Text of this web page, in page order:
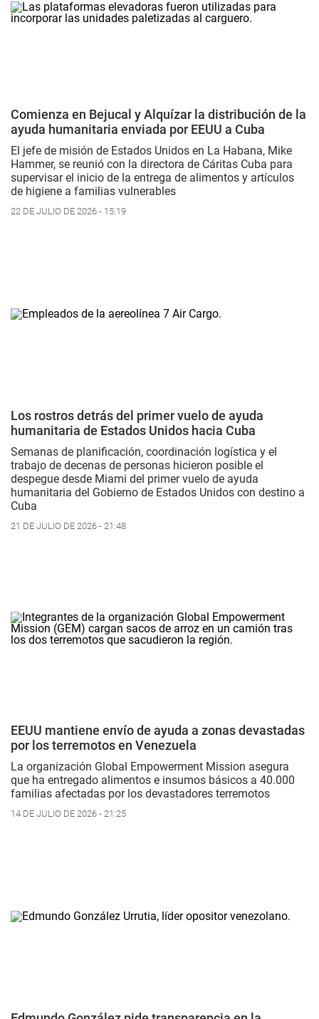
Comienza en Bejucal y Alquízar la distribución de la
ayuda humanitaria enviada por EEUU a Cuba
El jefe de misión de Estados Unidos en La Habana, Mike
Hammer, se reunió con la directora de Cáritas Cuba para
supervisar el inicio de la entrega de alimentos y artículos
de higiene a familias vulnerables
22 DE JULIO DE 2026 - 15:19
Los rostros detrás del primer vuelo de ayuda
humanitaria de Estados Unidos hacia Cuba
Semanas de planificación, coordinación logística y el
trabajo de decenas de personas hicieron posible el
despegue desde Miami del primer vuelo de ayuda
humanitaria del Gobierno de Estados Unidos con destino a
Cuba
21 DE JULIO DE 2026 - 21:48
EEUU mantiene envío de ayuda a zonas devastadas
por los terremotos en Venezuela
La organización Global Empowerment Mission asegura
que ha entregado alimentos e insumos básicos a 40.000
familias afectadas por los devastadores terremotos
14 DE JULIO DE 2026 - 21:25